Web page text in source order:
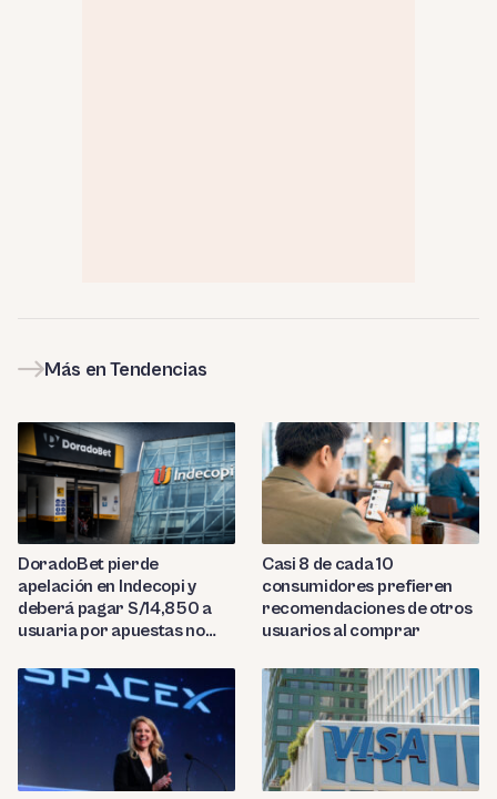
Más en Tendencias
DoradoBet pierde
apelación en Indecopi y
deberá pagar S/14,850 a
usuaria por apuestas no
Casi 8 de cada 10
consumidores prefieren
recomendaciones de otros
usuarios al comprar